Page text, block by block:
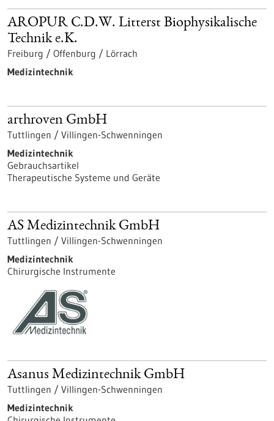
AROPUR C.D.W. Litterst Biophysikalische
Technik e.K.
Freiburg / Offenburg / Lörrach
Medizintechnik
arthroven GmbH
Tuttlingen / Villingen-Schwenningen
Medizintechnik
Gebrauchsartikel
Therapeutische Systeme und Geräte
AS Medizintechnik GmbH
Tuttlingen / Villingen-Schwenningen
Medizintechnik
Chirurgische Instrumente
Asanus Medizintechnik GmbH
Tuttlingen / Villingen-Schwenningen
Medizintechnik